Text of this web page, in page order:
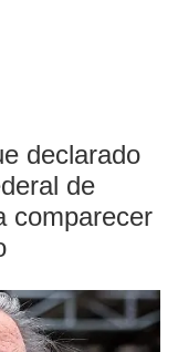
declarado
de
comparecer